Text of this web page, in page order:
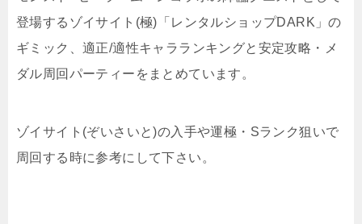
登場するゾイサイト(極)「レンタルショップDARK」の
ギミック、適正/適性キャラランキングと安定攻略・メ
ダル周回パーティーをまとめています。
ゾイサイト(ぞいさいと)の入手や運極・Sランク狙いで
周回する時に参考にして下さい。